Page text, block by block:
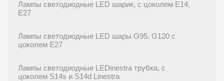
Лампы светодиодные LED шарик, с цоколем E14,
E27
Лампы светодиодные LED шары G95, G120 с
цоколем E27
Лампы светодиодные LEDinestra трубка, с
цоколем S14s и S14d Linestra